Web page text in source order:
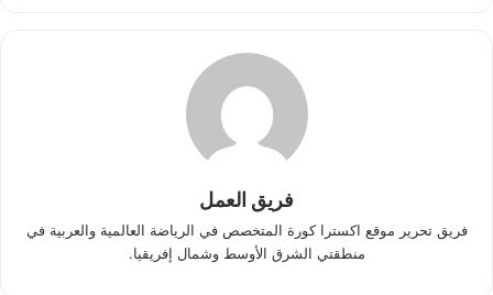
فريق العمل
فريق تحرير موقع اكسترا كورة المتخصص في الرياضة العالمية والعربية في
منطقتي الشرق الأوسط وشمال إفريقيا.